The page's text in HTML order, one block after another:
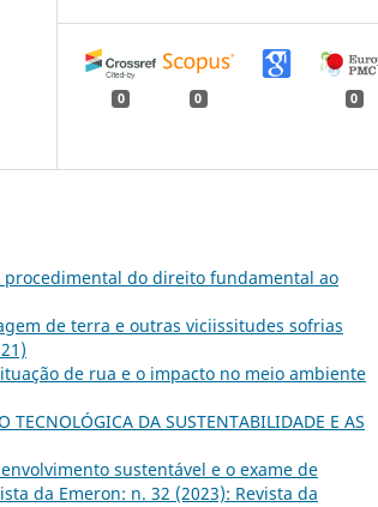
0 0 0
procedimental do direito fundamental ao
de terra e outras viciissitudes sofrias
de rua e o impacto no meio ambiente
TECNOLÓGICA DA SUSTENTABILIDADE E AS
sustentável e o exame de
da Emeron: n. 32 (2023): Revista da